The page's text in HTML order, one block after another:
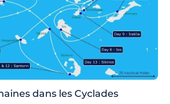
dans les Cyclades